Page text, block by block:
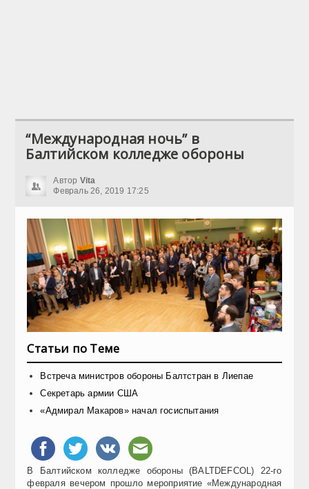
“Международная ночь” в
Балтийском колледже обороны
Автор Vita
Февраль 26, 2019 17:25
Статьи по Теме
Встреча министров обороны Балтстран в Лиепае
Секретарь армии США
«Адмирал Макаров» начал госиспытания
В Балтийском колледже обороны (BALTDEFCOL) 22-го
февраля вечером прошло мероприятие «Международная